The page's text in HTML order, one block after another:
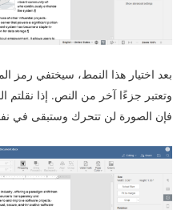
بعد اختيار هذا النمط، سيختفي رمز
وتعتبر جزءًا آخر من النص. إذا
فإن الصورة لن تتحرك وستبقى في